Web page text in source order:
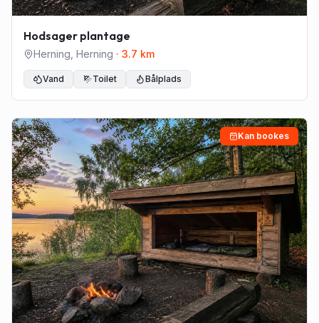
Hodsager plantage
Herning Herning · 3.7 km
Vand Toilet Bålplads
Kan bookes